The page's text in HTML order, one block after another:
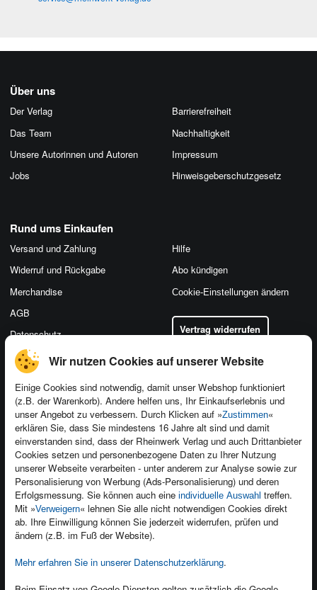
Wir nutzen Cookies auf unserer Website
Einige Cookies sind notwendig, damit unser Webshop funktioniert
(z.B. der Warenkorb). Andere helfen uns, Ihr Einkaufserlebnis und
unser Angebot zu verbessern. Durch Klicken auf »Zustimmen«
erklären Sie, dass Sie mindestens 16 Jahre alt sind und damit
einverstanden sind, dass der Rheinwerk Verlag und auch Drittanbieter
Cookies setzen und personenbezogene Daten zu Ihrer Nutzung
unserer Webseite verarbeiten - unter anderem zur Analyse sowie zur
Personalisierung von Werbung (Ads-Personalisierung) und deren
Erfolgsmessung. Sie können auch eine individuelle Auswahl treffen.
Mit »Verweigern« lehnen Sie alle nicht notwendigen Cookies direkt
ab. Ihre Einwilligung können Sie jederzeit widerrufen, prüfen und
ändern (z.B. im Fuß der Website).
Mehr erfahren Sie in unserer Datenschutzerklärung.
Über uns
Der Verlag
Das Team
Unsere Autorinnen und Autoren
Jobs
Barrierefreiheit
Nachhaltigkeit
Impressum
Hinweis­geber­schutz­gesetz
Kontakt
Newsletter
Für Unternehmen
Presseservice
Dozentenservice
Produktfeedback
Foreign Rights
Ein Buch schreiben
Rund ums Einkaufen
Versand und Zahlung
Widerruf und Rückgabe
Merchandise
AGB
Datenschutz
Hilfe
Abo kündigen
Cookie-Einstellungen ändern
Vertrag widerrufen
Kundenservice
Wir sind gerne für Sie da!